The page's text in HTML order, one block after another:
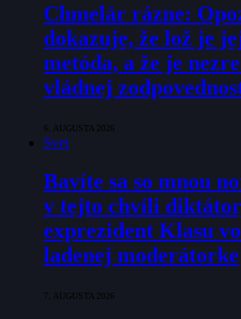
Chmelár rázne:
dokazuje, že lož je
metóda, a že je
vládnej
6. AUGUSTA 2026
Svet
Bavíte sa so mnou
v tejto chvíli
exprezident Klasu
ladenej moderátorke
7. AUGUSTA 2026